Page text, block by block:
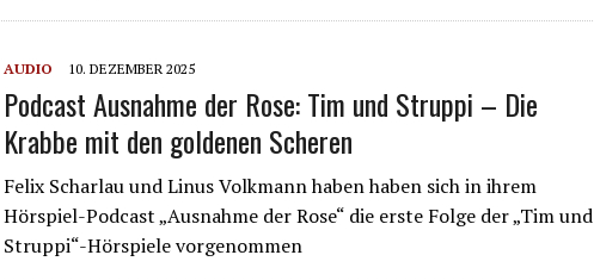
AUDIO 10. DEZEMBER 2025
Podcast Ausnahme der Rose: Tim und Struppi – Die
Krabbe mit den goldenen Scheren
Felix Scharlau und Linus Volkmann haben haben sich in ihrem
Hörspiel-Podcast „Ausnahme der Rose“ die erste Folge der „Tim und
Struppi“-Hörspiele vorgenommen